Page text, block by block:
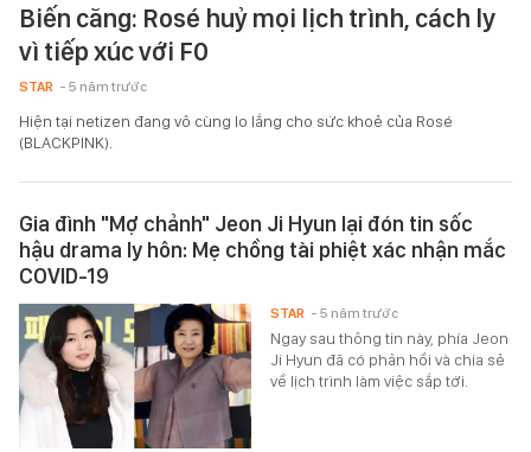
Biến căng: Rosé huỷ mọi lịch trình, cách ly
vì tiếp xúc với F0
STAR - 5 năm trước
Hiện tại netizen đang vô cùng lo lắng cho sức khoẻ của Rosé
(BLACKPINK).
Gia đình "Mợ chảnh" Jeon Ji Hyun lại đón tin sốc
hậu drama ly hôn: Mẹ chồng tài phiệt xác nhận mắc
COVID-19
Ngay sau thông tin này, phía Jeon
Ji Hyun đã có phản hồi và chia sẻ
về lịch trình làm việc sắp tới.
STAR - 5 năm trước